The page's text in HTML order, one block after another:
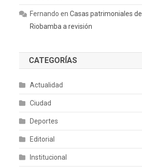
Fernando enCasas patrimoniales de
Riobamba a revisión
CATEGORÍAS
Actualidad
Ciudad
Deportes
Editorial
Institucional